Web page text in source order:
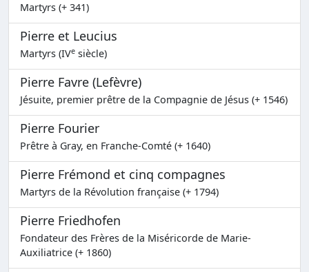
Martyrs (+ 341)
Pierre et Leucius
Martyrs (IVe siècle)
Pierre Favre (Lefèvre)
Jésuite, premier prêtre de la Compagnie de Jésus (+ 1546)
Pierre Fourier
Prêtre à Gray, en Franche-Comté (+ 1640)
Pierre Frémond et cinq compagnes
Martyrs de la Révolution française (+ 1794)
Pierre Friedhofen
Fondateur des Frères de la Miséricorde de Marie-
Auxiliatrice (+ 1860)